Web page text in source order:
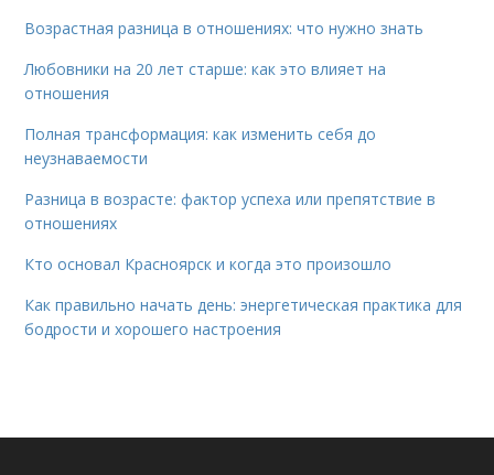
Возрастная разница в отношениях: что нужно знать
Любовники на 20 лет старше: как это влияет на
отношения
Полная трансформация: как изменить себя до
неузнаваемости
Разница в возрасте: фактор успеха или препятствие в
отношениях
Кто основал Красноярск и когда это произошло
Как правильно начать день: энергетическая практика для
бодрости и хорошего настроения